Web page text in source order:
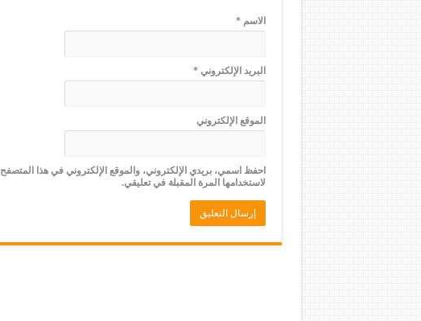
الاسم*
البريد الإلكتروني*
الموقع الإلكتروني
احفظ اسمي، بريدي الإلكتروني، والموقع الإلكتروني في هذا المتصفح
لاستخدامها المرة المقبلة في تعليقي.